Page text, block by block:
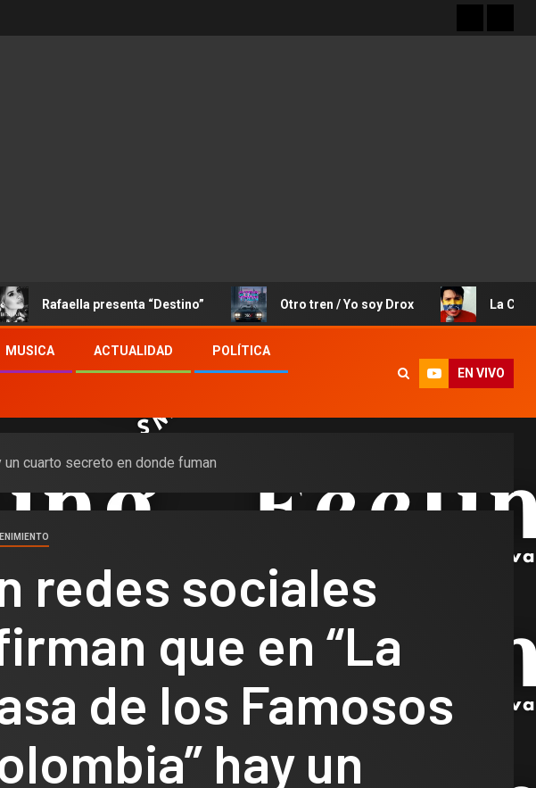
presenta “Destino” Otro tren / Yo soy Drox La Canción de
MUSICA ACTUALIDAD POLÍTICA
EN VIVO
cuarto secreto en donde fuman
redes sociales
que en “La
de los Famosos
hay un